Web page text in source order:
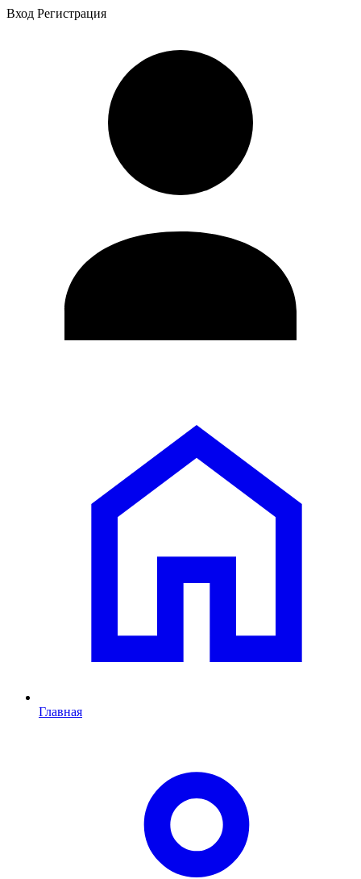
Вход Регистрация
Главная